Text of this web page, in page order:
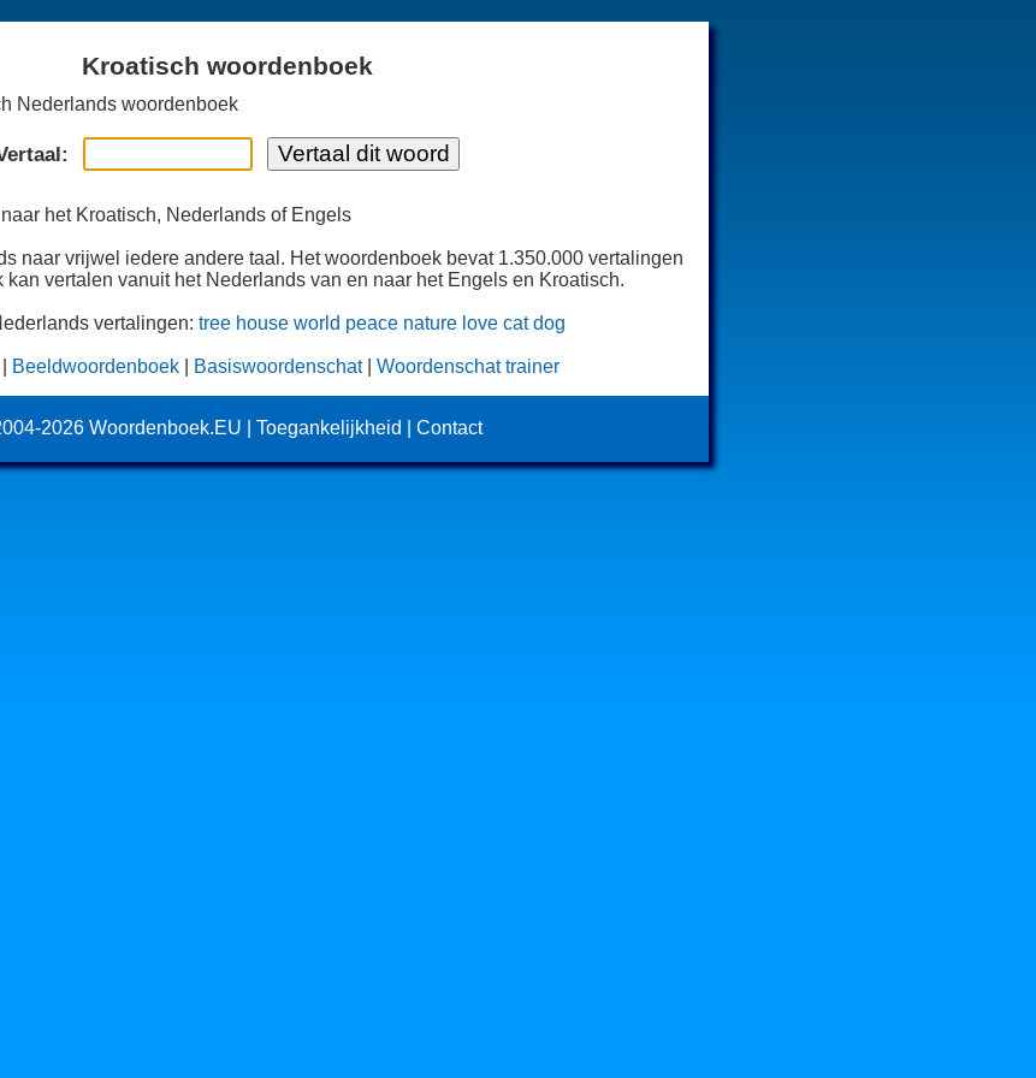
Kroatisch woordenboek
Nederlands woordenboek
het Kroatisch, Nederlands of Engels
naar vrijwel iedere andere taal. Het woordenboek bevat 1.350.000 vertalingen
vertalen vanuit het Nederlands van en naar het Engels en Kroatisch.
vertalingen: tree house world peace nature love cat dog
Beeldwoordenboek Basiswoordenschat| Woordenschat trainer
2026 Woordenboek.EU Toegankelijkheid Contact